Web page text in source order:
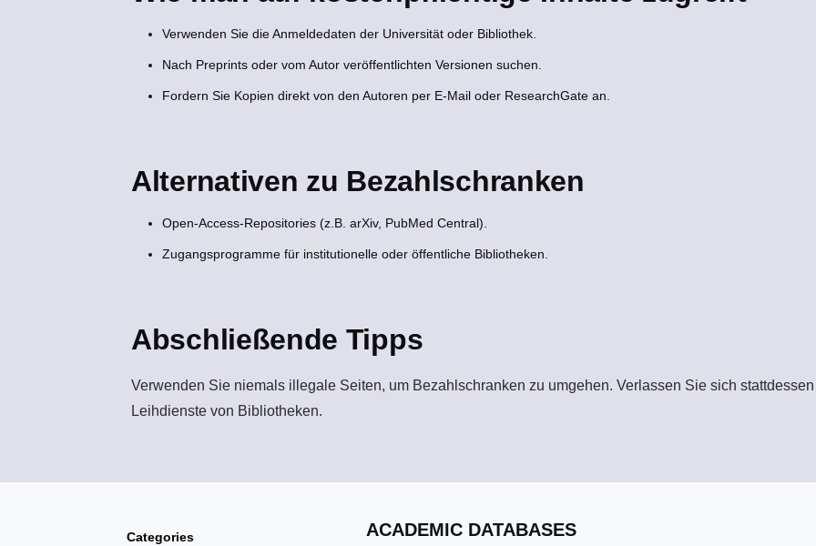
Verwenden Sie die Anmeldedaten der Universität oder Bibliothek.
Nach Preprints oder vom Autor veröffentlichten Versionen suchen.
Fordern Sie Kopien direkt von den Autoren per E-Mail oder ResearchGate an.
Alternativen zu Bezahlschranken
Open-Access-Repositories (z.B. arXiv, PubMed Central).
Zugangsprogramme für institutionelle oder öffentliche Bibliotheken.
Abschließende Tipps
Verwenden Sie niemals illegale Seiten, um Bezahlschranken zu umgehen. Verlassen Sie sich
Leihdienste von Bibliotheken.
Categories ACADEMIC DATABASES